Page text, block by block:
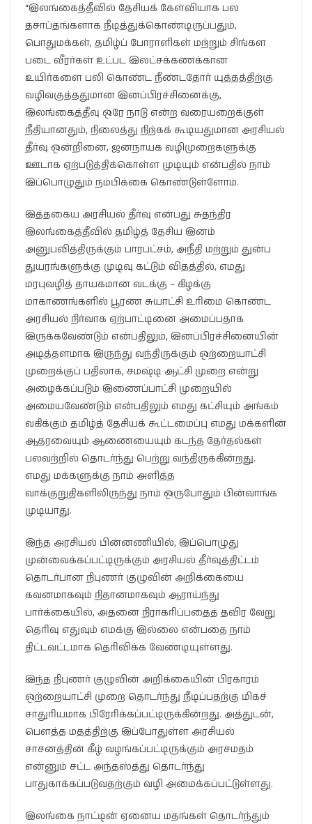
“இலங்கைத்தீவில் தேசியக் கேள்வியாக பல
தசாப்தங்களாக நீடித்துக்கொண்டிருப்பதும்,
பொதுமக்கள், தமிழ்ப் போராளிகள் மற்றும் சிங்கள
படை வீரர்கள் உட்பட இலட்சக்கணக்கான
உயிர்களை பலி கொண்ட நீண்டதோர் யுத்தத்திற்கு
வழிவகுத்ததுமான இனப்பிரச்சினைக்கு,
இலங்கைத்தீவு ஒரே நாடு என்ற வரையறைக்குள்
நீதியானதும், நிலைத்து நிற்கக் கூடியதுமான அரசியல்
தீர்வு ஒன்றினை, ஜனநாயக வழிமுறைகளுக்கு
ஊடாக ஏற்படுத்திக்கொள்ள முடியும் என்பதில் நாம்
இப்பொழுதும் நம்பிக்கை கொண்டுள்ளோம்.
இத்தகைய அரசியல் தீர்வு என்பது சுதந்திர
இலங்கைத்தீவில் தமிழ்த் தேசிய இனம்
அனுபவித்திருக்கும் பாரபட்சம், அநீதி மற்றும் துன்ப
துயரங்களுக்கு முடிவு கட்டும் விதத்தில், எமது
மரபுவழித் தாயகமான வடக்கு – கிழக்கு
மாகாணங்களில் பூரண சுயாட்சி உரிமை கொண்ட
அரசியல் நிர்வாக ஏற்பாட்டினை அமைப்பதாக
இருக்கவேண்டும் என்பதிலும், இனப்பிரச்சினையின்
அடித்தளமாக இருந்து வந்திருக்கும் ஒற்றையாட்சி
முறைக்குப் பதிலாக, சமஷ்டி ஆட்சி முறை என்று
அழைக்கப்படும் இணைப்பாட்சி முறையில்
அமையவேண்டும் என்பதிலும் எமது கட்சியும் அங்கம்
வகிக்கும் தமிழ்த் தேசியக் கூட்டமைப்பு எமது மக்களின்
ஆதரவையும் ஆணையையும் கடந்த தேர்தல்கள்
பலவற்றில் தொடர்ந்து பெற்று வந்திருக்கின்றது.
எமது மக்களுக்கு நாம் அளித்த
வாக்குறுதிகளிலிருந்து நாம் ஒருபோதும் பின்வாங்க
முடியாது.
இந்த அரசியல் பின்னணியில், இப்பொழுது
முன்வைக்கப்பட்டிருக்கும் அரசியல் தீர்வுத்திட்டம்
தொடர்பான நிபுணர் குழுவின் அறிக்கையை
கவனமாகவும் நிதானமாகவும் ஆராய்ந்து
பார்க்கையில், அதனை நிராகரிப்பதைத் தவிர வேறு
தெரிவு எதுவும் எமக்கு இல்லை என்பதை நாம்
திட்டவட்டமாக தெரிவிக்க வேண்டியுள்ளது.
இந்த நிபுணர் குழுவின் அறிக்கையின் பிரகாரம்
ஒற்றையாட்சி முறை தொடர்ந்து நீடிப்பதற்கு மிகச்
சாதுரியமாக பிரேரிக்கப்பட்டிருக்கின்றது. அத்துடன்,
பௌத்த மதத்திற்கு இப்போதுள்ள அரசியல்
சாசனத்தின் கீழ் வழங்கப்பட்டிருக்கும் அரசமதம்
என்னும் சட்ட அந்தஸ்த்து தொடர்ந்து
பாதுகாக்கப்படுவதற்கும் வழி அமைக்கப்பட்டுள்ளது.
இலங்கை நாட்டின் ஏனைய மதங்கள் தொடர்ந்தும்